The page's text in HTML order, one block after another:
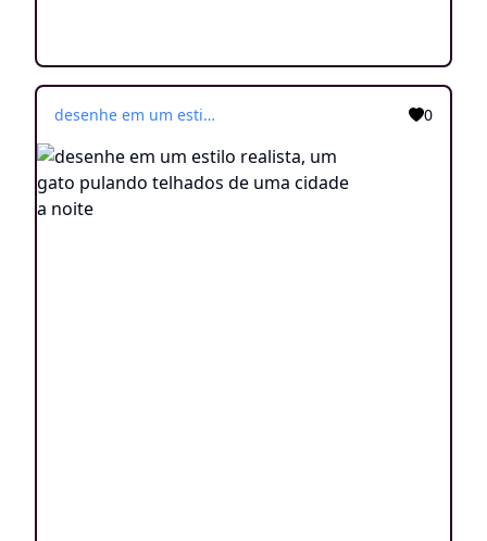
desenhe em um estilo realista, um gato pulando telhados de uma cidade a noite 0